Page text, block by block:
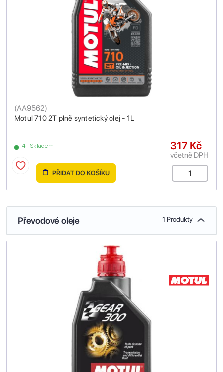
Motul 710 2T plně syntetický olej - 1L
(AA9562)
4+ Skladem 317 Kč
včetně DPH
PŘIDAT DO KOŠÍKU
Převodové oleje 1 Produkty